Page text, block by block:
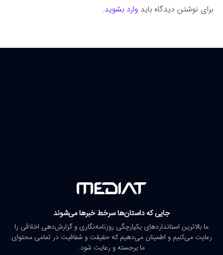
برای نوشتن دیدگاه باید وارد بشوید.
جایی که داستان‌ها سرخط خبرها می‌شوند
ما بالاترین استانداردهای یکپارچگی روزنامه‌نگاری و گزارش‌دهی اخلاقی را
رعایت می‌کنیم و اطمینان می‌دهیم که حقیقت و شفافیت در تمامی محتوای
ما برجسته و رعایت شود.